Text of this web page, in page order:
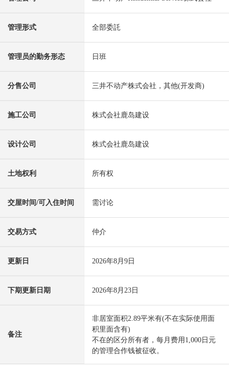
管理形式 全部委託
管理员的勤务形态 日班
分售公司 三井不动产株式会社，其他(开发商)
施工公司 株式会社鹿岛建设
设计公司 株式会社鹿岛建设
土地权利 所有权
交屋时间/可入住时间 需讨论
交易方式 仲介
更新日 2026年8月9日
下期更新日期 2026年8月23日
备注
非居室面积2.89平米有(不在实际使用面
积里面含有)
不在的区分所有者，每月费用1,000日元
的管理合作钱被征收。